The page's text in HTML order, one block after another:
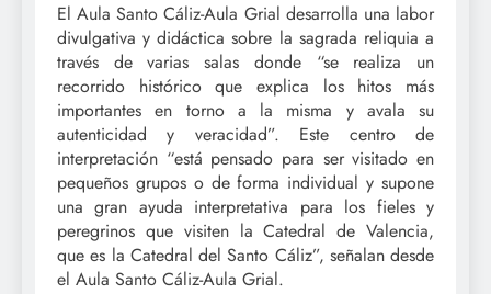
El Aula Santo Cáliz-Aula Grial desarrolla una labor
divulgativa y didáctica sobre la sagrada reliquia a
través de varias salas donde “se realiza un
recorrido histórico que explica los hitos más
importantes en torno a la misma y avala su
autenticidad y veracidad”. Este centro de
interpretación “está pensado para ser visitado en
pequeños grupos o de forma individual y supone
una gran ayuda interpretativa para los fieles y
peregrinos que visiten la Catedral de Valencia,
que es la Catedral del Santo Cáliz”, señalan desde
el Aula Santo Cáliz-Aula Grial.